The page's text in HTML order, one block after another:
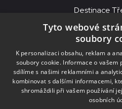
Destinace
© 2026MKS
MKS Beseda, příspěvková
Moravské
IČO: 00091758, DIČ:
Tyto webové
soubory
K personalizaci obsahu, reklam a
soubory cookie. Informace o vašem
sdílíme s našimi reklamními a
kombinovat s dalšími informacemi,
shromáždili při vašem používání
osobních